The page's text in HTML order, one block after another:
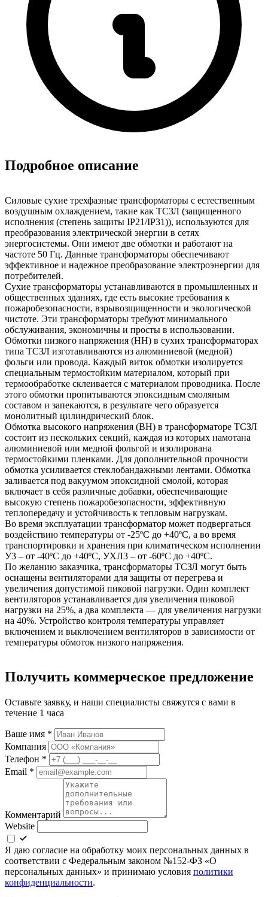
Подробное описание
Силовые сухие трехфазные трансформаторы с естественным
воздушным охлаждением, такие как ТСЗЛ (защищенного
исполнения (степень защиты IP21/IP31)), используются для
преобразования электрической энергии в сетях
энергосистемы. Они имеют две обмотки и работают на
частоте 50 Гц. Данные трансформаторы обеспечивают
эффективное и надежное преобразование электроэнергии для
потребителей.
Сухие трансформаторы устанавливаются в промышленных и
общественных зданиях, где есть высокие требования к
пожаробезопасности, взрывозщищенности и экологической
чистоте. Эти трансформаторы требуют минимального
обслуживания, экономичны и просты в использовании.
Обмотки низкого напряжения (НН) в сухих трансформаторах
типа ТСЗЛ изготавливаются из алюминиевой (медной)
фольги или провода. Каждый виток обмотки изолируется
специальным термостойким материалом, который при
термообработке склеивается с материалом проводника. После
этого обмотки пропитываются эпоксидным смоляным
составом и запекаются, в результате чего образуется
монолитный цилиндрический блок.
Обмотка высокого напряжения (ВН) в трансформаторе ТСЗЛ
состоит из нескольких секций, каждая из которых намотана
алюминиевой или медной фольгой и изолирована
термостойкими пленками. Для дополнительной прочности
обмотка усиливается стеклобандажными лентами. Обмотка
заливается под вакуумом эпоксидной смолой, которая
включает в себя различные добавки, обеспечивающие
высокую степень пожаробезопасности, эффективную
теплопередачу и устойчивость к тепловым нагрузкам.
Во время эксплуатации трансформатор может подвергаться
воздействию температуры от -25ºС до +40ºС, а во время
транспортировки и хранения при климатическом исполнении
У3 – от -40ºС до +40ºС, УХЛ3 – от -60ºС до +40ºС.
По желанию заказчика, трансформаторы ТСЗЛ могут быть
оснащены вентиляторами для защиты от перегрева и
увеличения допустимой пиковой нагрузки. Один комплект
вентиляторов устанавливается для увеличения пиковой
нагрузки на 25%, а два комплекта — для увеличения нагрузки
на 40%. Устройство контроля температуры управляет
включением и выключением вентиляторов в зависимости от
температуры обмоток низкого напряжения.
Получить коммерческое предложение
Оставьте заявку, и наши специалисты свяжутся с вами в
течение 1 часа
Ваше имя *
Компания
Телефон *
Email *
Комментарий
Website
Я даю согласие на обработку моих персональных данных в
соответствии с Федеральным законом №152-ФЗ «О
персональных данных» и принимаю условия политики
конфиденциальности.